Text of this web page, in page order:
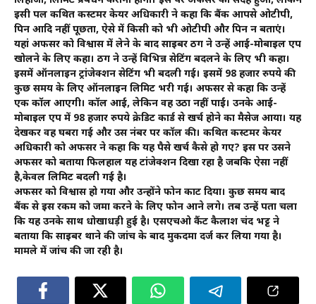
इसी पल कथित कस्टमर केयर अधिकारी ने कहा कि बैंक आपसे ओटीपी,
पिन आदि नहीं पूछता, ऐसे में किसी को भी ओटीपी और पिन न बताएं।
यहां अफसर को विश्वास में लेने के बाद साइबर ठग ने उन्हें आई-मोबाइल एप
खोलने के लिए कहा। ठग ने उन्हें विभिन्न सेटिंग बदलने के लिए भी कहा।
इसमें ऑनलाइन ट्रांजेक्शन सेटिंग भी बदली गई। इसमें 98 हजार रुपये की
कुछ समय के लिए ऑनलाइन लिमिट भरी गई। अफसर से कहा कि उन्हें
एक कॉल आएगी। कॉल आई, लेकिन वह उठा नहीं पाईं। उनके आई-
मोबाइल एप में 98 हजार रुपये क्रेडिट कार्ड से खर्च होने का मैसेज आया। यह
देखकर वह घबरा गई और उस नंबर पर कॉल की। कथित कस्टमर केयर
अधिकारी को अफसर ने कहा कि यह पैसे खर्च कैसे हो गए? इस पर उसने
अफसर को बताया फिलहाल यह टांजेक्शन दिखा रहा है जबकि ऐसा नहीं
है,केवल लिमिट बदली गई है।
अफसर को विश्वास हो गया और उन्होंने फोन काट दिया। कुछ समय बाद
बैंक से इस रकम को जमा करने के लिए फोन आने लगे। तब उन्हें पता चला
कि यह उनके साथ धोखाधड़ी हुई है। एसएचओ कैंट कैलाश चंद भट्ट ने
बताया कि साइबर थाने की जांच के बाद मुकदमा दर्ज कर लिया गया है।
मामले में जांच की जा रही है।